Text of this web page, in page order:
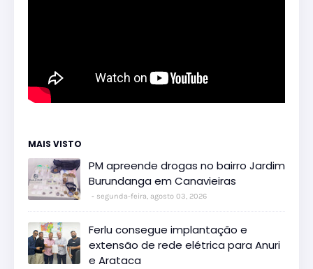
MAIS VISTO
PM apreende drogas no bairro Jardim
Burundanga em Canavieiras
segunda-feira, agosto 03, 2026
Ferlu consegue implantação e
extensão de rede elétrica para Anuri
e Arataca